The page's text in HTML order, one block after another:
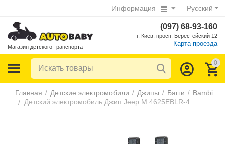
Русский
Информация
Магазин детского транспорта
(097) 68-93-160
г. Киев, просп. Берестейский 12
Карта проезда
0
Главная / Детские электромобили / Джипы / Багги / Bambi
/ Детский электромобиль Джип Jeep M 4625EBLR-4